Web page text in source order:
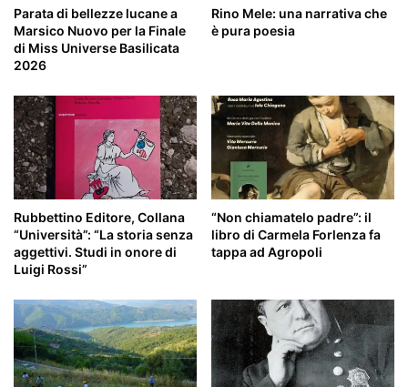
Parata di bellezze lucane a
Marsico Nuovo per la Finale
di Miss Universe Basilicata
2026
Rino Mele: una narrativa che
è pura poesia
Rubbettino Editore, Collana
“Università”: “La storia senza
aggettivi. Studi in onore di
Luigi Rossi”
“Non chiamatelo padre”: il
libro di Carmela Forlenza fa
tappa ad Agropoli